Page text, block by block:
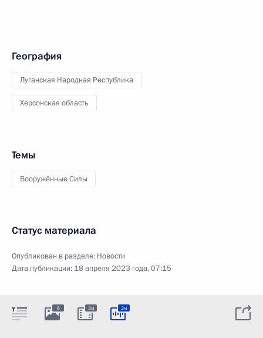
География
Луганская Народная Республика
Херсонская область
Темы
Вооружённые Силы
Статус материала
Опубликован в разделе: Новости
Дата публикации: 18 апреля 2023 года, 07:15
6 3м 3м